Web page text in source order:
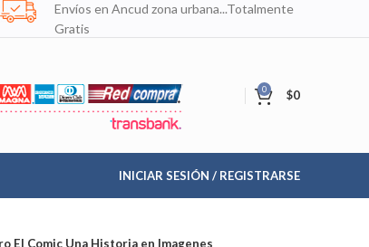
Envíos en Ancud zona urbana...Totalmente
Gratis
0 $0
INICIAR SESIÓN / REGISTRARSE
El Comic Una Historia en Imagenes